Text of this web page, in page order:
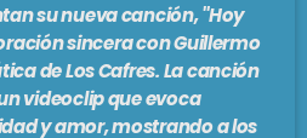
su nueva canción, ''Hoy
sincera con Guillermo
de Los Cafres. La canción
videoclip que evoca
y amor, mostrando a los